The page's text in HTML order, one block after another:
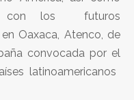
con los futuros
Oaxaca, Atenco, de
convocada por el
latinoamericanos